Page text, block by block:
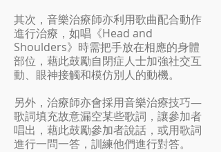
其次，音樂治療師亦利用歌曲配合動作
進行治療，如唱《Head and
Shoulders》時需把手放在相應的身體
部位，藉此鼓勵自閉症人士加強社交互
動、眼神接觸和模仿別人的動機。
另外，治療師亦會採用音樂治療技巧—
歌詞填充故意漏空某些歌詞，讓參加者
唱出，藉此鼓勵參加者說話，或用歌詞
進行一問一答，訓練他們進行對答。